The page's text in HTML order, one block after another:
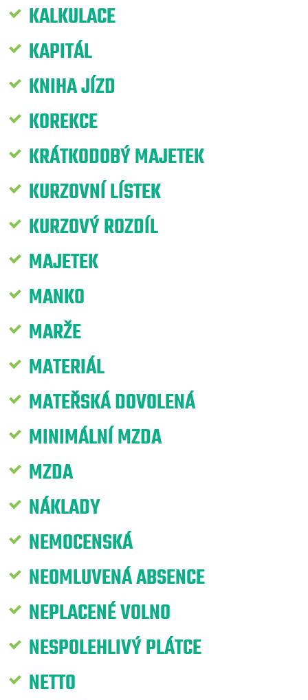
KALKULACE
KAPITÁL
KNIHA JÍZD
KOREKCE
KRÁTKODOBÝ MAJETEK
KURZOVNÍ LÍSTEK
KURZOVÝ ROZDÍL
MAJETEK
MANKO
MARŽE
MATERIÁL
MATEŘSKÁ DOVOLENÁ
MINIMÁLNÍ MZDA
MZDA
NÁKLADY
NEMOCENSKÁ
NEOMLUVENÁ ABSENCE
NEPLACENÉ VOLNO
NESPOLEHLIVÝ PLÁTCE
NETTO